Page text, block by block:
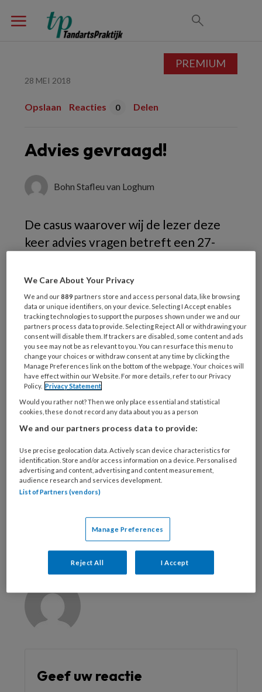
28 MEI 2018
Opslaan Reacties 0 Delen
Advies gevraagd!
Bohn Stafleu van Loghum
De casus waarover wij de lezer deze
keer advies vragen betreft een 27-
trauma met avulsie 11 gehad heeft.
Het element is gereponeerd waarna
vervangingsresorptie optrad.
PREMIUM
Bekijk de mogelijkheden
Al abonnee?Log dan in
PREMIUM
Reageer op dit artikel Deel dit artikel
Geef uw reactie
We Care About Your Privacy
We and our889 partners store and access personal data, like browsing
data or unique identifiers, on your device. Selecting I Accept enables
tracking technologies to support the purposes shown under we and our
partners process data to provide. Selecting Reject All or withdrawing your
consent will disable them. If trackers are disabled, some content and ads
you see may not be as relevant to you. You can resurface this menu to
change your choices or withdraw consent at any time by clicking the
Manage Preferences link on the bottom of the webpage. Your choices will
have effect within our Website. For more details, refer to our Privacy
Policy. Privacy Statement
Would you rather not? Then we only place essential and statistical
cookies, these do not record any data about you as a person
We and our partners process data to provide:
Use precise geolocation data. Actively scan device characteristics for
identification. Store and/or access information on a device. Personalised
advertising and content, advertising and content measurement,
audience research and services development.
List of Partners (vendors)
Manage Preferences
Reject All I Accept